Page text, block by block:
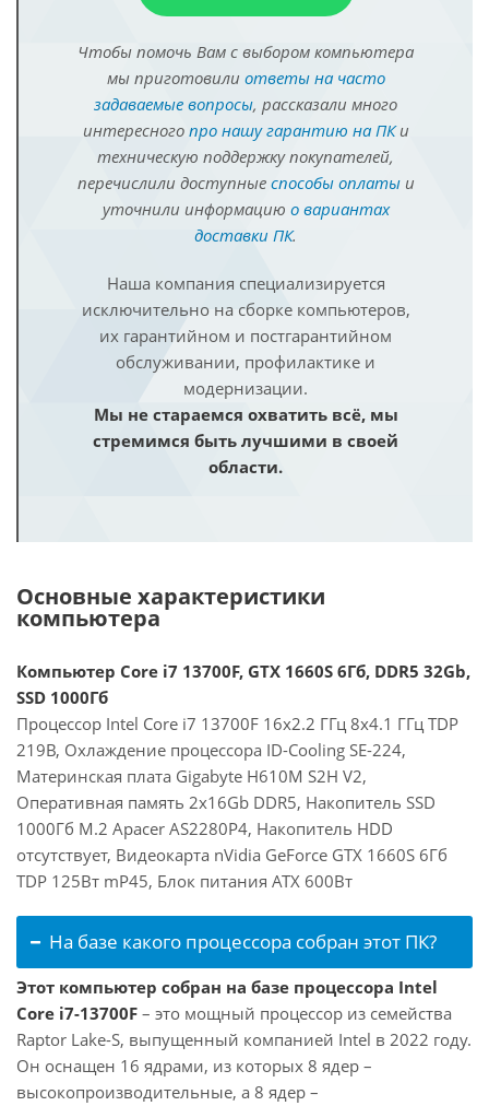
Чтобы помочь Вам с выбором компьютера
мы приготовили ответы на часто
задаваемые вопросы, рассказали много
интересного про нашу гарантию на ПКи
техническую поддержку покупателей,
перечислили доступные способы оплатыи
уточнили информацию о вариантах
доставки ПК.
Наша компания специализируется
исключительно на сборке компьютеров,
их гарантийном и постгарантийном
обслуживании, профилактике и
модернизации.
Мы не стараемся охватить всё, мы
стремимся быть лучшими в своей
области.
Основные характеристики
компьютера
Компьютер Core i7 13700F, GTX 1660S 6Гб, DDR5 32Gb,
SSD 1000Гб
Процессор Intel Core i7 13700F 16x2.2 ГГц 8x4.1 ГГц TDP
219В, Охлаждение процессора ID-Cooling SE-224,
Материнская плата Gigabyte H610M S2H V2,
Оперативная память 2x16Gb DDR5, Накопитель SSD
1000Гб M.2 Apacer AS2280P4, Накопитель HDD
отсутствует, Видеокарта nVidia GeForce GTX 1660S 6Гб
TDP 125Вт mP45, Блок питания ATX 600Вт
На базе какого процессора собран этот ПК?
Этот компьютер собран на базе процессора Intel
Core i7-13700F – это мощный процессор из семейства
Raptor Lake-S, выпущенный компанией Intel в 2022 году.
Он оснащен 16 ядрами, из которых 8 ядер –
высокопроизводительные, а 8 ядер –